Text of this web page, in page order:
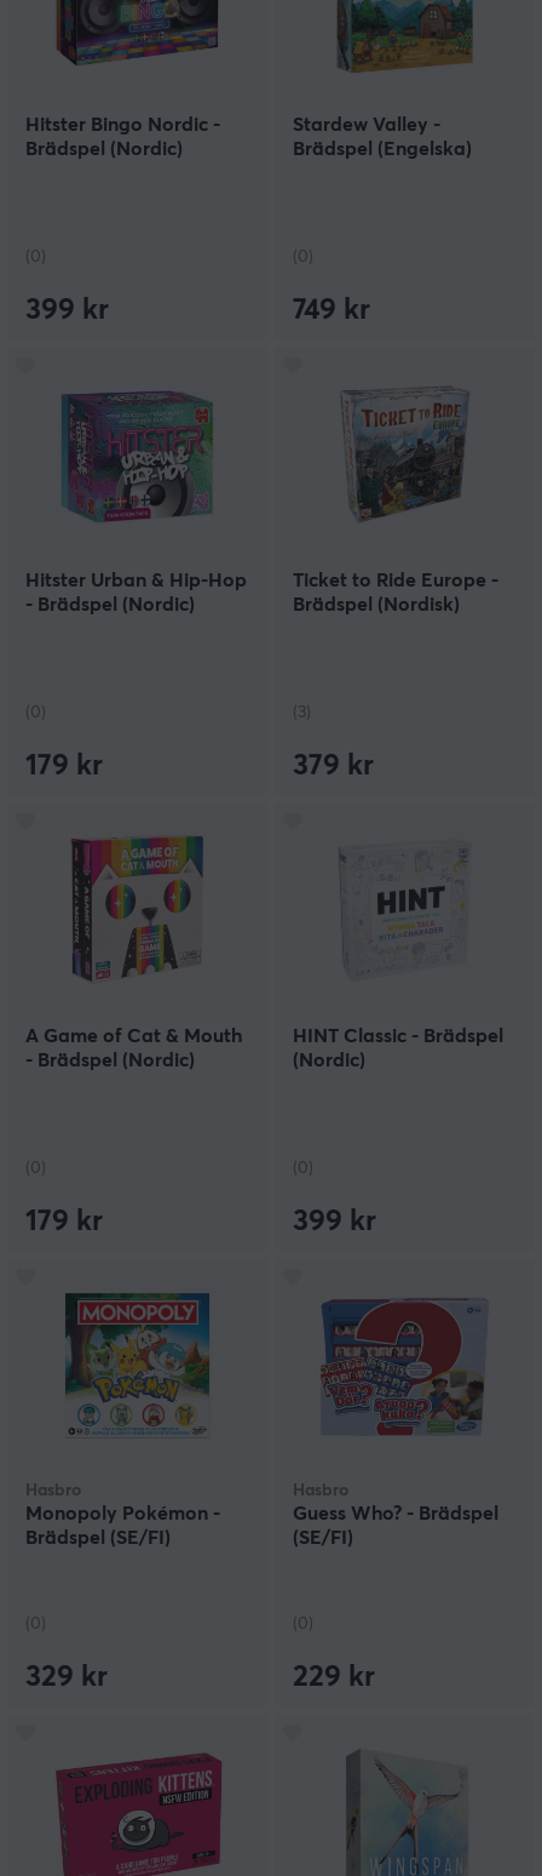
Hitster Bingo Nordic -
Brädspel (Nordic)
(0)
399 kr
Stardew Valley -
Brädspel (Engelska)
(0)
749 kr
Hitster Urban & Hip-Hop
- Brädspel (Nordic)
(0)
179 kr
Ticket to Ride Europe -
Brädspel (Nordisk)
(3)
379 kr
A Game of Cat & Mouth
- Brädspel (Nordic)
(0)
179 kr
HINT Classic - Brädspel
(Nordic)
(0)
399 kr
Hasbro
Monopoly Pokémon -
Brädspel (SE/FI)
(0)
329 kr
Hasbro
Guess Who? - Brädspel
(SE/FI)
(0)
229 kr